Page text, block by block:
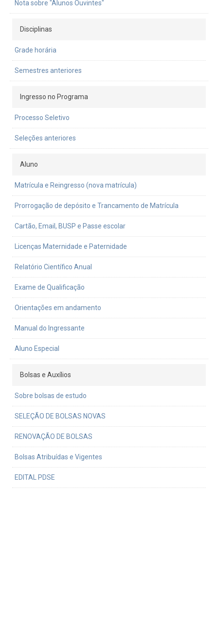
Nota sobre "Alunos Ouvintes"
Disciplinas
Grade horária
Semestres anteriores
Ingresso no Programa
Processo Seletivo
Seleções anteriores
Aluno
Matrícula e Reingresso (nova matrícula)
Prorrogação de depósito e Trancamento de Matrícula
Cartão, Email, BUSP e Passe escolar
Licenças Maternidade e Paternidade
Relatório Científico Anual
Exame de Qualificação
Orientações em andamento
Manual do Ingressante
Aluno Especial
Bolsas e Auxílios
Sobre bolsas de estudo
SELEÇÃO DE BOLSAS NOVAS
RENOVAÇÃO DE BOLSAS
Bolsas Atribuídas e Vigentes
EDITAL PDSE